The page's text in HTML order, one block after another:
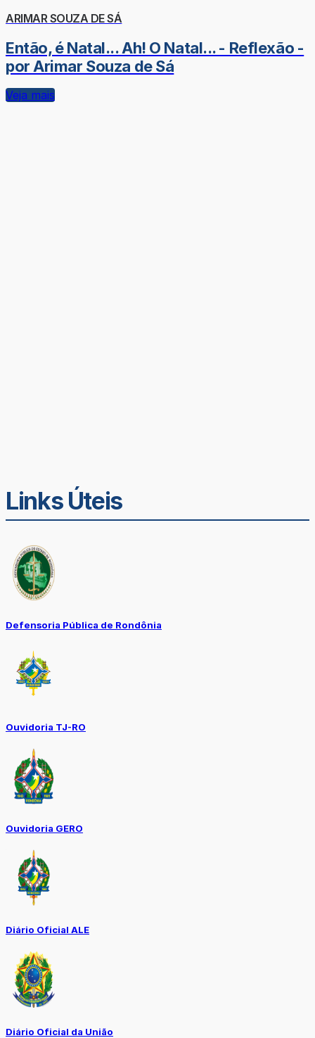
ARIMAR SOUZA DE SÁ
Então, é Natal... Ah! O Natal... - Reflexão -
por Arimar Souza de Sá
Veja mais
Links Úteis
Defensoria Pública de Rondônia
Ouvidoria TJ-RO
Ouvidoria GERO
Diário Oficial ALE
Diário Oficial da União